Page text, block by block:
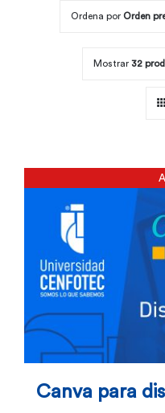
Ordena por Orden
Mostrar 32
Canva para